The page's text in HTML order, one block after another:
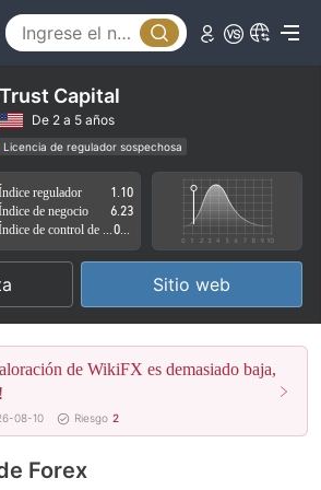
Trust Capital
De 2 a 5 años
Licencia de regulador sospechosa
Zona de negocio sospechoso
Riesgo potencial alto
regulador
1.10
de negocio
6.23
Sitio web
de WikiFX es demasiado baja,
08-10 Riesgo 2
Forex